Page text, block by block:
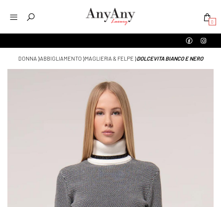
0
DONNA ⟩ABBIGLIAMENTO ⟩MAGLIERIA & FELPE ⟩DOLCEVITA BIANCO E NERO